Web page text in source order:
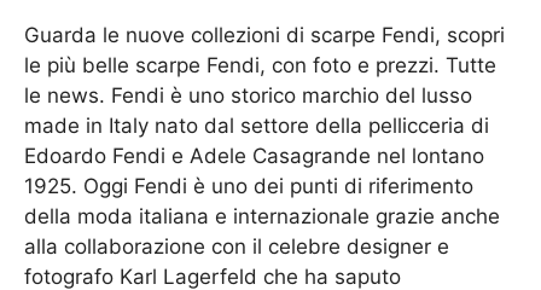
Guarda le nuove collezioni di scarpe Fendi, scopri
le più belle scarpe Fendi, con foto e prezzi. Tutte
le news. Fendi è uno storico marchio del lusso
made in Italy nato dal settore della pellicceria di
Edoardo Fendi e Adele Casagrande nel lontano
1925. Oggi Fendi è uno dei punti di riferimento
della moda italiana e internazionale grazie anche
alla collaborazione con il celebre designer e
fotografo Karl Lagerfeld che ha saputo